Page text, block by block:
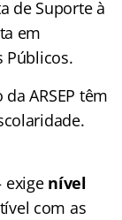
de Suporte à
em
Públicos.
ARSEP têm
exige nível
com as